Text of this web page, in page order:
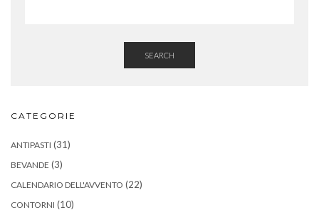
SEARCH
CATEGORIE
ANTIPASTI (31)
BEVANDE (3)
CALENDARIO DELL'AVVENTO (22)
CONTORNI (10)